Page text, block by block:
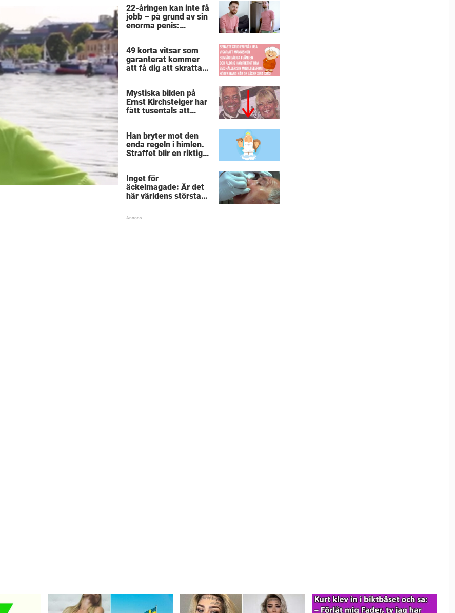
22-åringen kan inte få
jobb – på grund av sin
enorma penis:
49 korta vitsar som
garanterat kommer
att få dig att skratta
Mystiska bilden på
Ernst Kirchsteiger har
fått tusentals att
Han bryter mot den
enda regeln i himlen.
Straffet blir en riktigt
Inget för
äckelmagade: Är det
här världens största